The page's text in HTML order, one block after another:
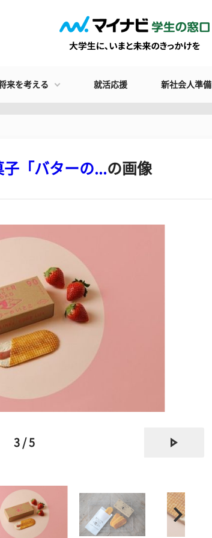
来を考える 就活応援 新社会人準備
「バターの...の画像
3 / 5